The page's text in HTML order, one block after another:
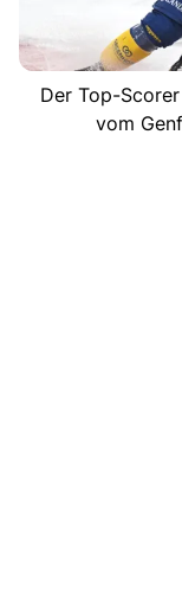
Der Top-
vom